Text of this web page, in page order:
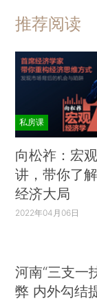
推荐阅读
私房课
向松祚：宏
讲，带你了
经济大局
2022年04月06日
河南“三支一
弊 内外勾结